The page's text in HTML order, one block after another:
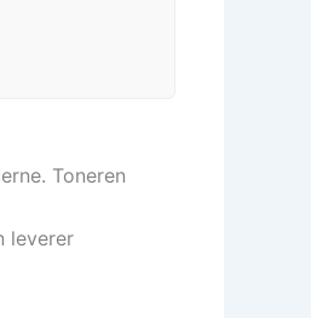
Toneren
leverer